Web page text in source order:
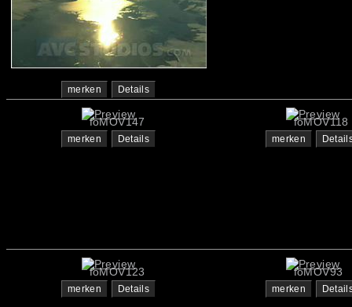
merken Details
foMOV147
merken Details
foMOV118
merken
foMOV123
merken Details
foMOV93
merken